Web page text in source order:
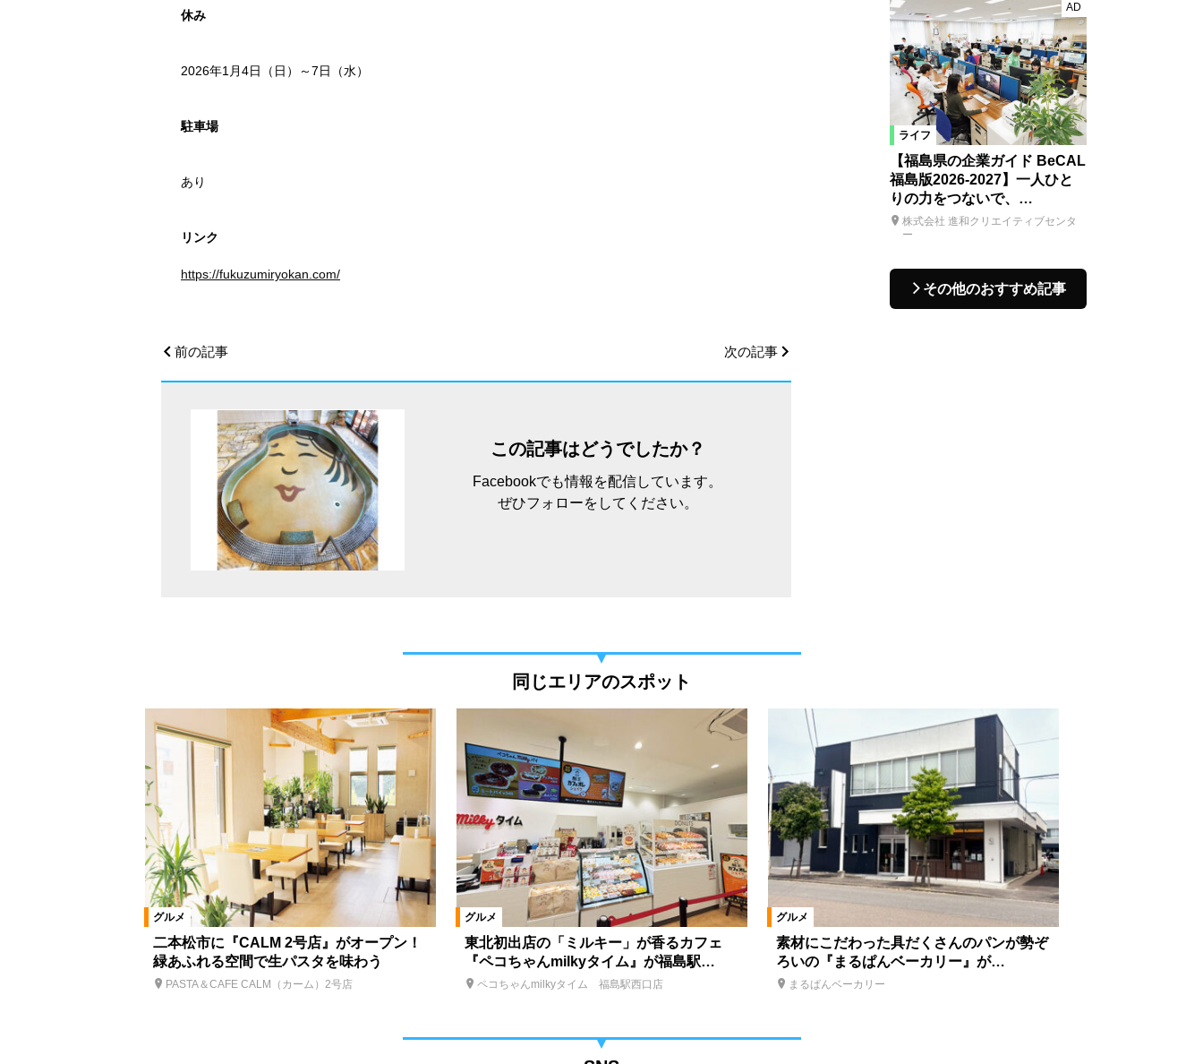
休み
2026年1月4日（日）～7日（水）
駐車場
あり
リンク
https://fukuzumiryokan.com/
前の記事 次の記事
この記事はどうでしたか？
Facebookでも情報を配信しています。
ぜひフォローをしてください。
ライフ
AD
【福島県の企業ガイド BeCAL
福島版2026-2027】一人ひと
りの力をつないで、…
株式会社 進和クリエイティブセンタ
ー
その他のおすすめ記事
同じエリアのスポット
グルメ
二本松市に『CALM 2号店』がオープン！
緑あふれる空間で生パスタを味わう
PASTA＆CAFE CALM（カーム）2号店
グルメ
東北初出店の「ミルキー」が香るカフェ
『ペコちゃんmilkyタイム』が福島駅…
ペコちゃんmilkyタイム 福島駅西口店
グルメ
素材にこだわった具だくさんのパンが勢ぞ
ろいの『まるぱんベーカリー』が…
まるぱんベーカリー